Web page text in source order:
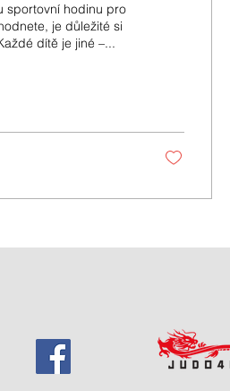
sportovní hodinu pro
je důležité si
dítě je jiné –...